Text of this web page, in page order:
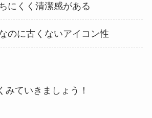
にくく清潔感がある
のに古くないアイコン性
みていきましょう！